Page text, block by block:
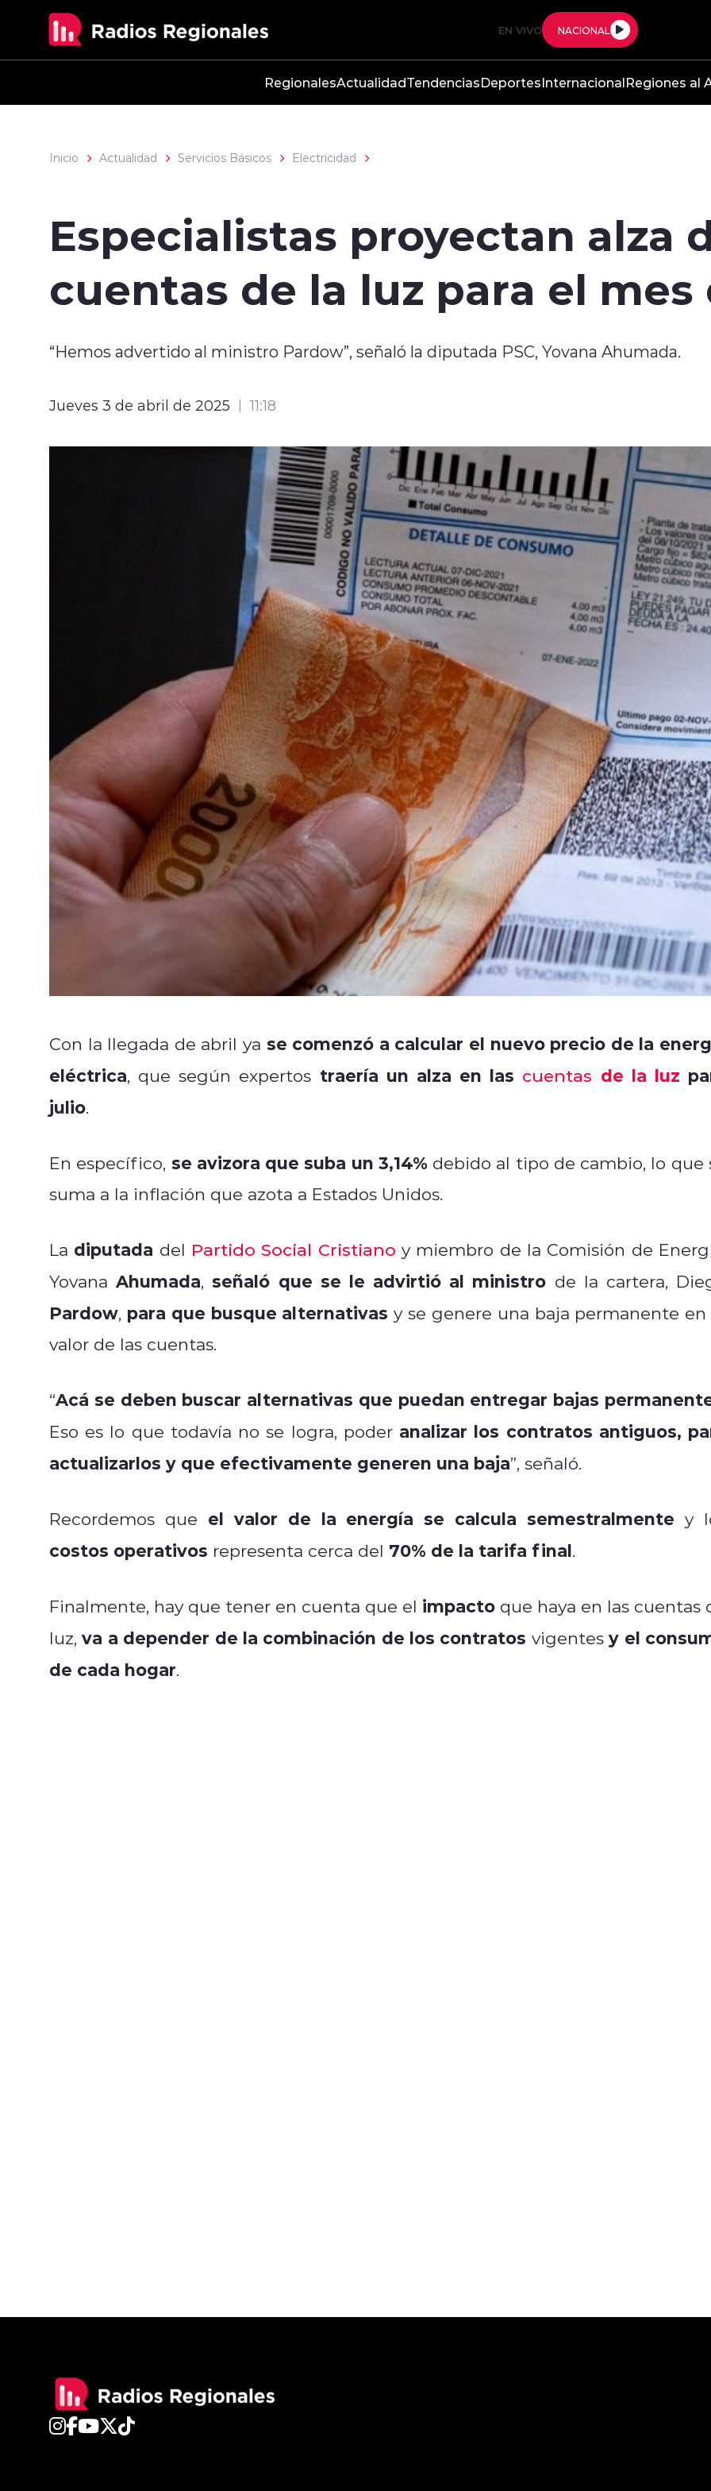
EN VIVO NACIONAL
RegionalesActualidadTendenciasDeportesInternacionalRegiones al
Inicio Actualidad Servicios Básicos Electricidad
Especialistas proyectan alza
cuentas de la luz para el
“Hemos advertido al ministro Pardow”, señaló la diputada PSC, Yovana Ahumada.
Jueves 3 de abril de 2025 11:18
Con la llegada de abril ya se comenzó a calcular el nuevo precio de la
eléctrica, que según expertos traería un alza en las cuentas de la luz
julio.
En específico, se avizora que suba un 3,14% debido al tipo de cambio, lo que
suma a la inflación que azota a Estados Unidos.
La diputada del Partido Social Cristiano y miembro de la Comisión de
YovanaAhumada, señaló que se le advirtió al ministro de la cartera,
Pardow, para que busque alternativas y se genere una baja permanente en
valor de las cuentas.
“Acá se deben buscar alternativas que puedan entregar bajas
Eso es lo que todavía no se logra, poder analizar los contratos antiguos,
actualizarlos y que efectivamente generen una baja”, señaló.
Recordemos que el valor de la energía se calcula semestralmente y
costos operativos representa cerca del 70% de la tarifa final.
Finalmente, hay que tener en cuenta que el impacto que haya en las cuentas
luz,va a depender de la combinación de los contratos vigentesy el
de cada hogar.